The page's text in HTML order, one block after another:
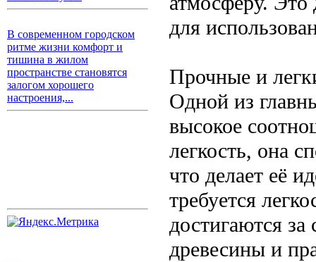
В современном городском
ритме жизни комфорт и
тишина в жилом
пространстве становятся
залогом хорошего
настроения,...
для
Прочные и
Одной из
высокое
легкость, она
что делает её
требуется
достигаются за
древесины и